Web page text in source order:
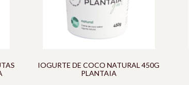
IOGURTE DE COCO NATURAL 450G
PLANTAIA